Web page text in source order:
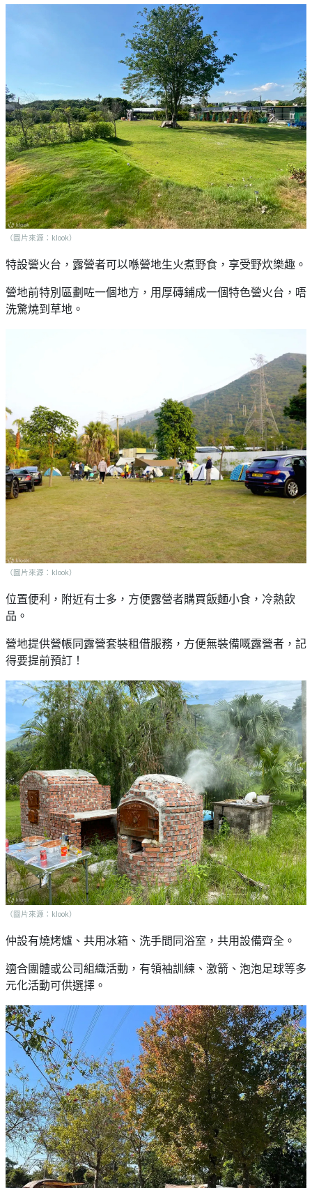
（圖片來源：klook）
特設營火台，露營者可以喺營地生火煮野食，享受野炊樂趣。
營地前特別區劃咗一個地方，用厚磚鋪成一個特色營火台，唔
洗驚燒到草地。
（圖片來源：klook）
位置便利，附近有士多，方便露營者購買飯麵小食，冷熱飲
品。
營地提供營帳同露營套裝租借服務，方便無裝備嘅露營者，記
得要提前預訂！
（圖片來源：klook）
仲設有燒烤爐、共用冰箱、洗手間同浴室，共用設備齊全。
適合團體或公司組織活動，有領袖訓練、激箭、泡泡足球等多
元化活動可供選擇。